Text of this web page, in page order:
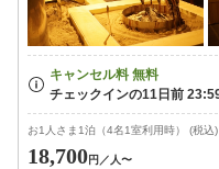
お1人さま1泊（4名1室利用時） (税込)
18,700円 ／人〜